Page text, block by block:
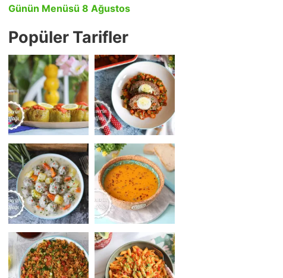
Günün Menüsü 8 Ağustos
Popüler Tarifler